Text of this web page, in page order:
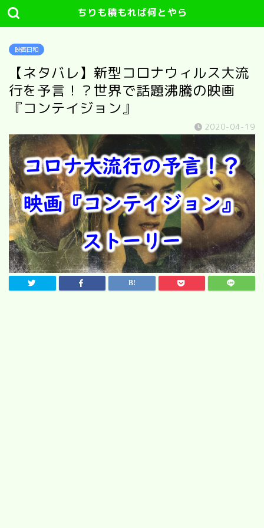
ちりも積もれば何とやら
映画日和
【ネタバレ】新型コロナウィルス大流
行を予言！？世界で話題沸騰の映画
『コンテイジョン』
2020-04-19